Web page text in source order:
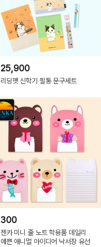
25,900
리딩펫 신학기 필통 문구세트
300
젠카 미니 줄 노트 학용품 데일리
예쁜 애니멀 아이디어 낙서장 유선